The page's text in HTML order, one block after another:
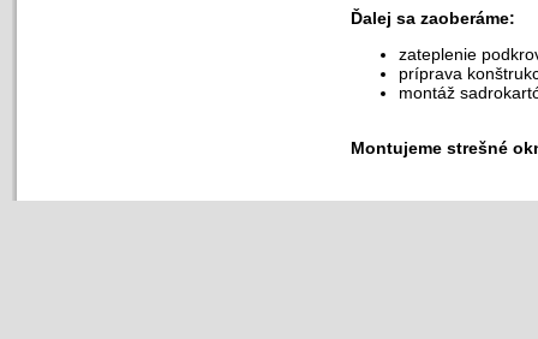
Ďalej sa zaoberáme:
zateplenie
príprava
montáž
Montujeme strešné